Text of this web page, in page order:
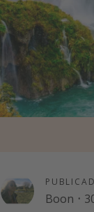
Boon ·